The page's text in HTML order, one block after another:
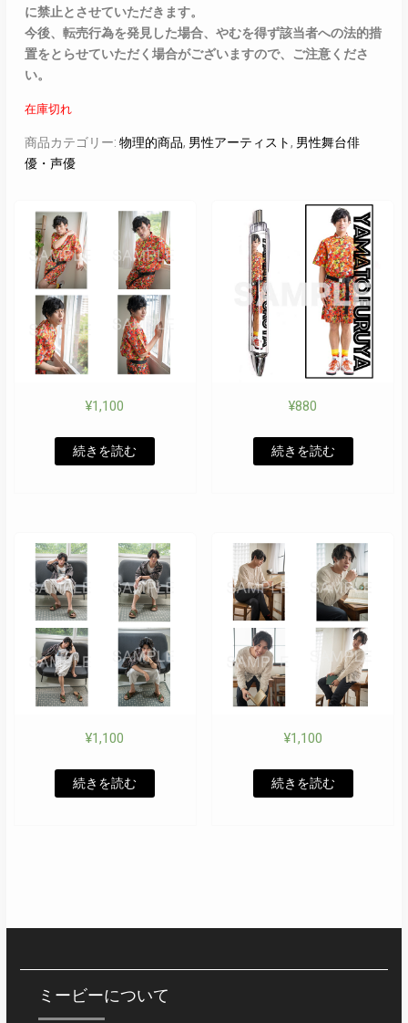
に禁止とさせていただきます。
今後、転売行為を発見した場合、やむを得ず該当者への法的措
置をとらせていただく場合がございますので、ご注意くださ
い。
在庫切れ
商品カテゴリー: 物理的商品, 男性アーティスト, 男性舞台俳
優・声優
¥1,100
続きを読む
¥880
続きを読む
¥1,100
続きを読む
¥1,100
続きを読む
ミービーについて